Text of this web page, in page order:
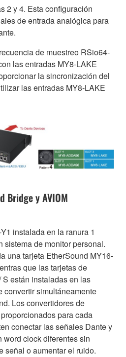
2 y 4. Esta configuración
de entrada analógica para
de muestreo RSio64-
las entradas MY8-LAKE
la sincronización del
las entradas MY8-LAKE
Bridge y AVIOM
instalada en la ranura 1
sistema de monitor personal.
una tarjeta EtherSound MY16-
que las tarjetas de
están instaladas en las
convertir simultáneamente
Los convertidores de
para cada
conectar las señales Dante y
word clock diferentes sin
señal o aumentar el ruido.